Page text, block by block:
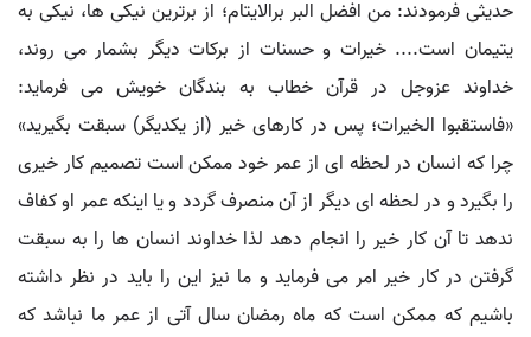
حدیثی فرمودند: من افضل البر برالایتام؛ از برترین نیکی ها، نیکی به
یتیمان است.... خیرات و حسنات از برکات دیگر بشمار می روند،
خداوند عزوجل در قرآن خطاب به بندگان خویش می فرماید:
«فاستقبوا الخیرات؛ پس در کارهای خیر (از یکدیگر) سبقت بگیرید»
چرا که انسان در لحظه ای از عمر خود ممکن است تصمیم کار خیری
را بگیرد و در لحظه ای دیگر از آن منصرف گردد و یا اینکه عمر او کفاف
ندهد تا آن کار خیر را انجام دهد لذا خداوند انسان ها را به سبقت
گرفتن در کار خیر امر می فرماید و ما نیز این را باید در نظر داشته
باشیم که ممکن است که ماه رمضان سال آتی از عمر ما نباشد که